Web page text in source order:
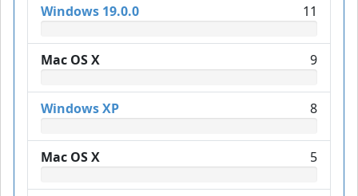
Windows 19.0.0 11
Mac OS X 9
Windows XP 8
Mac OS X 5